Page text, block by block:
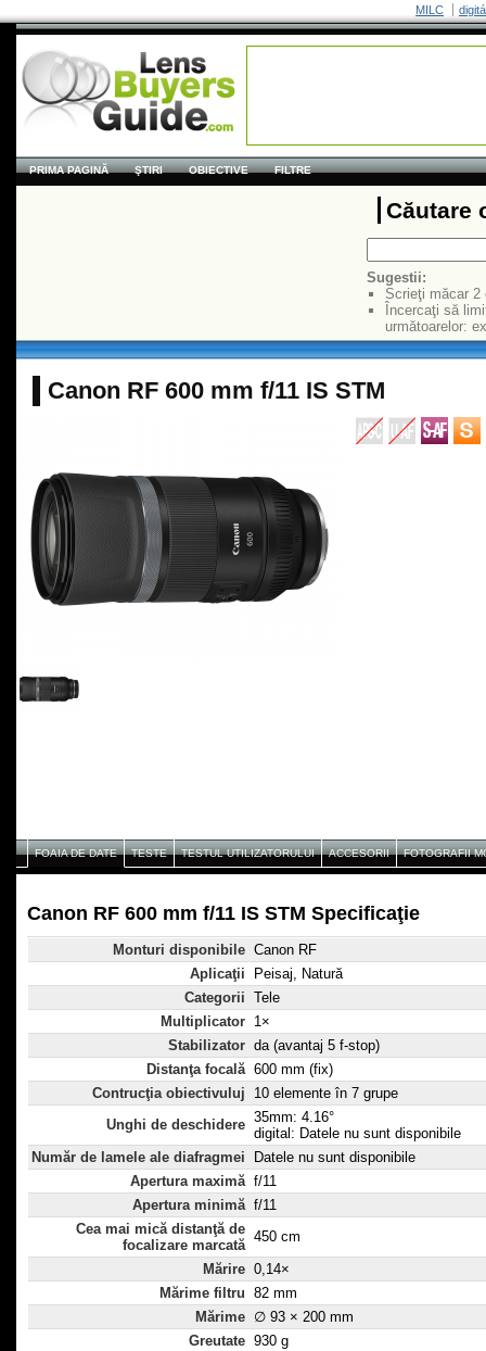
MILC
PRIMA PAGINĂ ŞTIRI OBIECTIVE FILTRE
Căutare
Sugestii:
Scrieţi măcar 2
Încercaţi să
următoarelor:
Canon RF 600 mm f/11 IS STM
FOAIA DE DATE TESTE TESTUL UTILIZATORULUI ACCESORII FOTOGRAFII
Canon RF 600 mm f/11 IS STM Specificaţie
Monturi disponibile Canon RF
Aplicaţii
Peisaj, Natură
Categorii Tele
Multiplicator 1×
Stabilizator da (avantaj 5 f-stop)
Distanţa focală 600 mm (fix)
Contrucţia obiectivuluj
10 elemente în 7 grupe
Unghi de deschidere 35mm: 4.16°
digital: Datele nu sunt disponibile
Număr de lamele ale diafragmei
Datele nu sunt disponibile
Apertura maximă f/11
Apertura minimă f/11
Cea mai mică distanţă de
focalizare marcată
450 cm
Mărire 0,14×
Mărime filtru 82 mm
Mărime ∅ 93 × 200 mm
Greutate 930 g